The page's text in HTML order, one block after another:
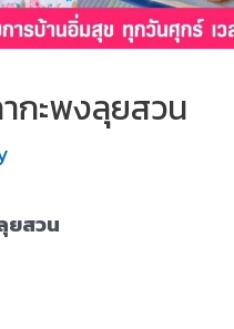
กะพงลุยสวน
ยสวน